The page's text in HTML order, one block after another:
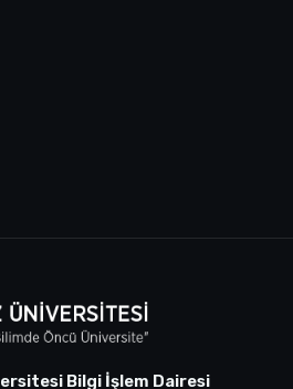
Bilgi İşlem Dairesi